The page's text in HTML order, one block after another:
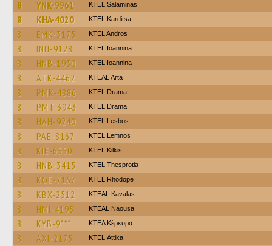
8 YNK-9961 KTEL Salaminas
8 KHA-4020 ΚΤΕL Karditsa
8 EMK-3175 KTEL Andros
8 INH-9128 KTEL Ioannina
8 HNB-1930 KTEL Ioannina
8 ATK-4462 KTEAL Arta
8 PMK-4886 KTEL Drama
8 PMT-3943 KTEL Drama
8 HAH-9240 KTEL Lesbos
8 PAE-8167 KTEL Lemnos
8 KIE-6550 KTEL Kilkis
8 HNB-3415 KTEL Thesprotia
8 KOE-7167 KTEL Rhodope
8 KBX-2512 KTEAL Kavalas
8 HMI-4195 KTEAL Naousa
8 KYB-9*** ΚΤΕΛ Κέρκυρα
8 AXI-2175 KΤΕL Αttika